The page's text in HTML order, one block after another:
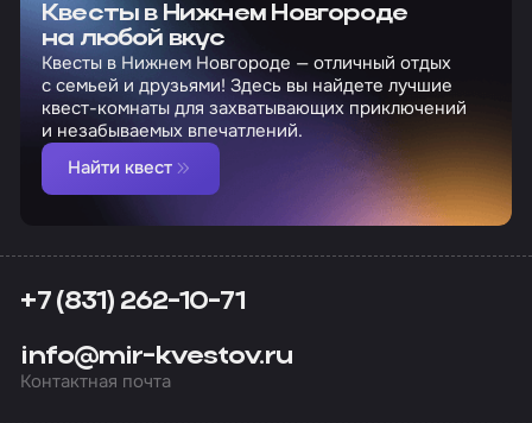
Квесты в Нижнем Новгороде
на любой вкус
Квесты в Нижнем Новгороде — отличный отдых
с семьей и друзьями! Здесь вы найдете лучшие
квест-комнаты для захватывающих приключений
и незабываемых впечатлений.
Найти квест
+7 (831) 262-10-71
info@mir-kvestov.ru
Контактная почта